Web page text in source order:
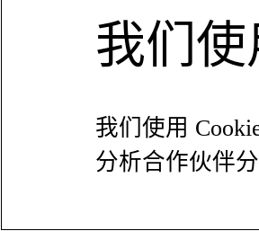
我们
我们使用
分析合作伙伴